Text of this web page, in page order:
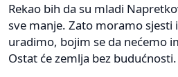
Rekao bih da su mladi
sve manje. Zato moramo sjesti
uradimo, bojim se da nećemo
Ostat će zemlja bez budućnosti.